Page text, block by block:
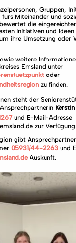
Gruppen,
Miteinander und
die
Initiativen und
ihre Umsetzung oder
weitere
Emsland unter
oder
zu finden.
steht der
und E-Mail-Adresse
zur Verfügung.
gibt
05931/44-2263 und
Auskunft.